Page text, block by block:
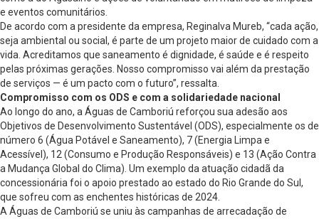
e eventos comunitários.
De acordo com a presidente da empresa, Reginalva Mureb, “cada ação,
seja ambiental ou social, é parte de um projeto maior de cuidado com a
vida. Acreditamos que saneamento é dignidade, é saúde e é respeito
pelas próximas gerações. Nosso compromisso vai além da prestação
de serviços — é um pacto com o futuro”, ressalta.
Compromisso com os ODS e com a solidariedade nacional
Ao longo do ano, a Águas de Camboriú reforçou sua adesão aos
Objetivos de Desenvolvimento Sustentável (ODS), especialmente os de
número 6 (Água Potável e Saneamento), 7 (Energia Limpa e
Acessível), 12 (Consumo e Produção Responsáveis) e 13 (Ação Contra
a Mudança Global do Clima). Um exemplo da atuação cidadã da
concessionária foi o apoio prestado ao estado do Rio Grande do Sul,
que sofreu com as enchentes históricas de 2024.
A Águas de Camboriú se uniu às campanhas de arrecadação de